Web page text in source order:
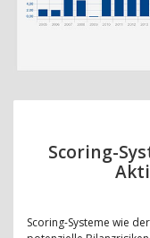
Scoring-
Scoring-Systeme wie